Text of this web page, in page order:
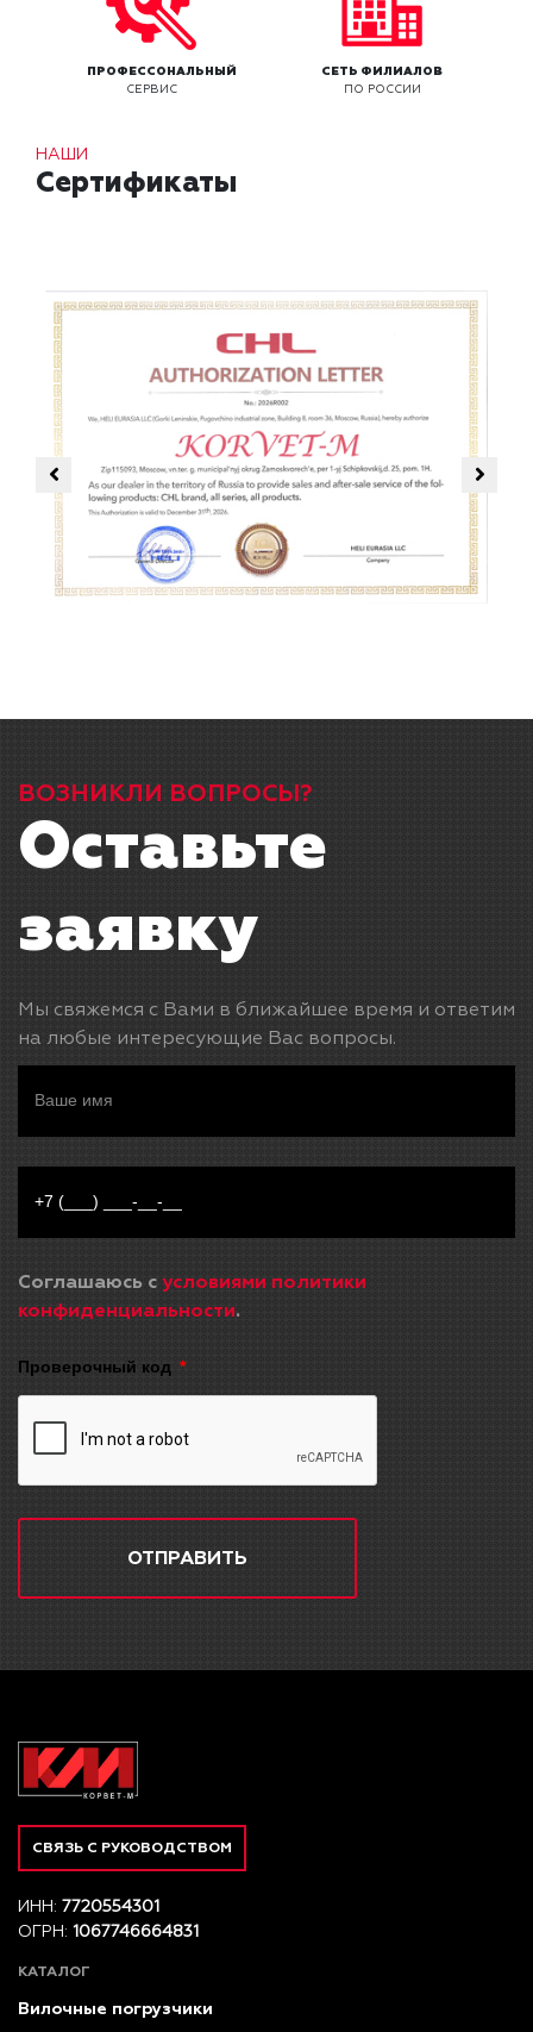
ПРОФЕССОНАЛЬНЫЙ
СЕРВИС
СЕТЬ ФИЛИАЛОВ
ПО РОССИИ
НАШИ
Сертификаты
ВОЗНИКЛИ ВОПРОСЫ?
Оставьте
заявку
Мы свяжемся с Вами в ближайшее время и ответим
на любые интересующие Вас вопросы.
Соглашаюсь с условиями политики
конфиденциальности.
Проверочный код
ОТПРАВИТЬ
СВЯЗЬ С РУКОВОДСТВОМ
ИНН: 7720554301
ОГРН: 1067746664831
КАТАЛОГ
Вилочные погрузчики